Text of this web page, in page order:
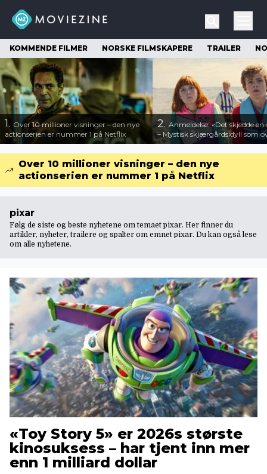
KOMMENDE FILMER NORSKE FILMSKAPERE TRAILER
1. Over 10 millioner visninger – den nye
actionserien er nummer 1 på Netflix
2. Anmeldelse: «Det skjedde
– Mystisk skjærgårdsidyll som
Over 10 millioner visninger – den nye
actionserien er nummer 1 på Netflix
pixar
Følg de siste og beste nyhetene om temaet pixar. Her finner du
artikler, nyheter, trailere og spalter om emnet pixar. Du kan også lese
om alle nyhetene.
«Toy Story 5» er 2026s største
kinosuksess – har tjent inn mer
enn 1 milliard dollar